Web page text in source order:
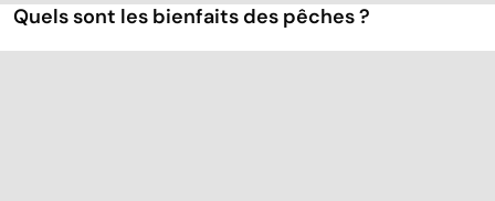
Quels sont les bienfaits des pêches ?